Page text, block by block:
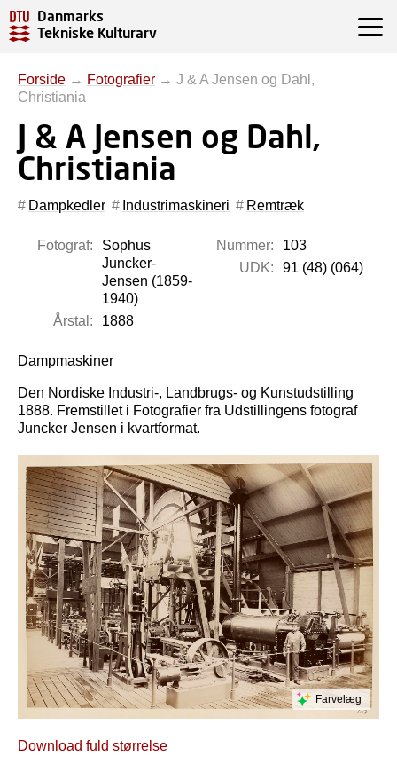
Danmarks
Tekniske Kulturarv
Forside → Fotografier → J & A Jensen og Dahl,
Christiania
J & A Jensen og Dahl,
Christiania
Dampkedler Industrimaskineri Remtræk
Fotograf:
Sophus
Juncker-
Jensen (1859-
1940)
Årstal:
1888
Nummer:
103
UDK:
91 (48) (064)
Dampmaskiner
Den Nordiske Industri-, Landbrugs- og Kunstudstilling
1888. Fremstillet i Fotografier fra Udstillingens fotograf
Juncker Jensen i kvartformat.
Farvelæg
Download fuld størrelse